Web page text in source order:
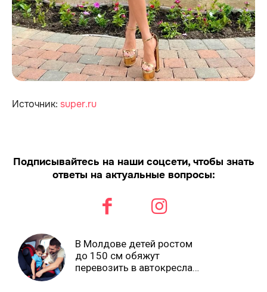
Источник: super.ru
Подписывайтесь на наши соцсети, чтобы знать
ответы на актуальные вопросы:
В Молдове детей ростом
до 150 см обяжут
перевозить в автокреслах